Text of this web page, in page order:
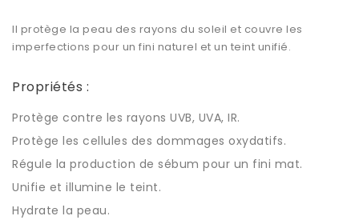
Il protège la peau des rayons du soleil et couvre les
imperfections pour un fini naturel et un teint unifié.
Propriétés :
Protège contre les rayons UVB, UVA, IR.
Protège les cellules des dommages oxydatifs.
Régule la production de sébum pour un fini mat.
Unifie et illumine le teint.
Hydrate la peau.